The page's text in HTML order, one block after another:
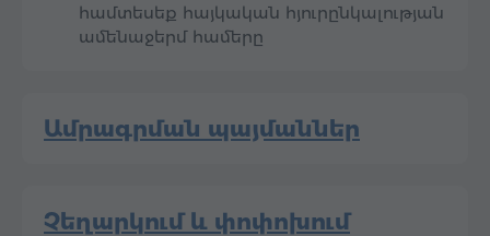
համտեսեք հայկական հյուրընկալության
ամենաջերմ համերը
Ամրագրման պայմաններ
Չեղարկում և փոփոխում